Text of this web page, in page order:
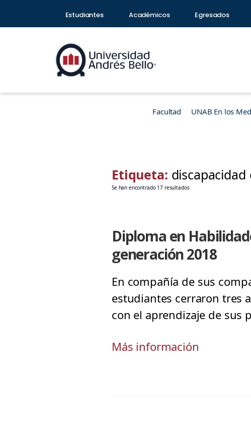
Estudiantes Académicos Egresados
Facultad UNAB En los
Etiqueta: discapacidad
Se han encontrado 17 resultados
Diploma en
generación 2018
En compañía de sus
estudiantes cerraron tres
con el aprendizaje de sus
Más información